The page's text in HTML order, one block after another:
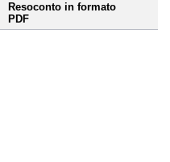
Resoconto in formato
PDF